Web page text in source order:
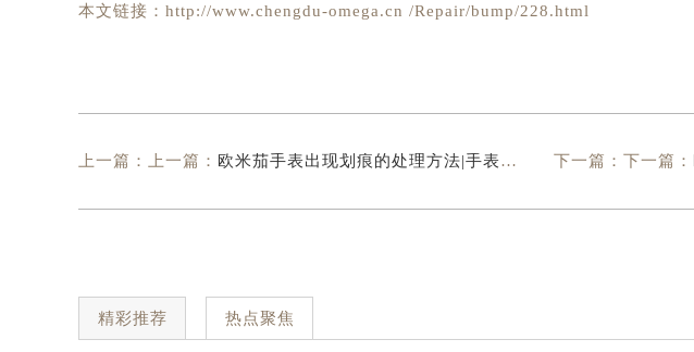
本文链接：http://www.chengdu-omega.cn /Repair/bump/228.html
上一篇：上一篇： 欧米茄手表出现划痕的处理方法|手表划痕修复 下一篇：下一篇：
精彩推荐 热点聚焦